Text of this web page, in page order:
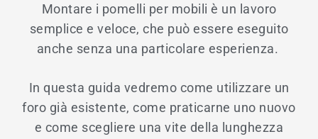
Montare i pomelli per mobili è un lavoro
semplice e veloce, che può essere eseguito
anche senza una particolare esperienza.
In questa guida vedremo come utilizzare un
foro già esistente, come praticarne uno nuovo
e come scegliere una vite della lunghezza